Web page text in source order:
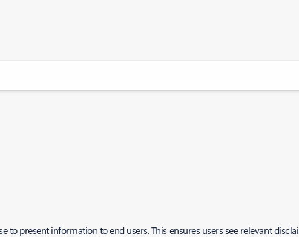
to present information to end users. This ensures users see relevant